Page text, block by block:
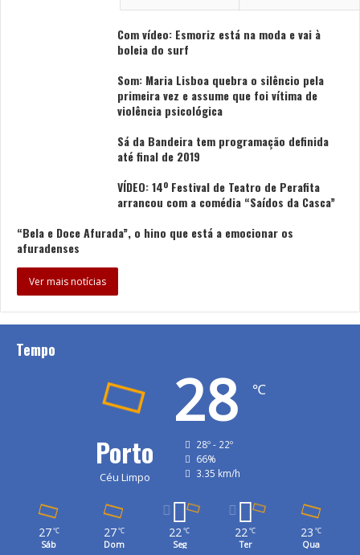
Museu dos Laticínios de Portugal Vale de Cambra
Com vídeo: Esmoriz está na moda e vai à
boleia do surf
Som: Maria Lisboa quebra o silêncio pela
primeira vez e assume que foi vítima de
violência psicológica
Sá da Bandeira tem programação definida
até final de 2019
VÍDEO: 14º Festival de Teatro de Perafita
arrancou com a comédia “Saídos da Casca”
“Bela e Doce Afurada”, o hino que está a emocionar os
afuradenses
Ver mais notícias
Tempo
Porto
Céu Limpo
28 ℃
28º - 22º
66%
3.35 km/h
27 ℃
Sáb
27 ℃
Dom
22℃
Seg
22℃
Ter
23 ℃
Qua